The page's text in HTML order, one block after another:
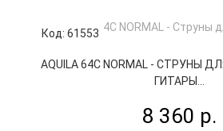
Код: 61553
AQUILA 64C NORMAL - СТРУНЫ
ГИТАРЫ...
8 360 р.